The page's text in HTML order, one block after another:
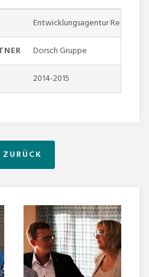
Entwicklungsagentur Region
Dorsch Gruppe
2014-2015
ZURÜCK